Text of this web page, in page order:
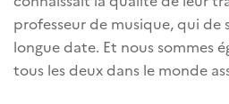
professeur de musique, qui de
longue date. Et nous sommes
tous les deux dans le monde